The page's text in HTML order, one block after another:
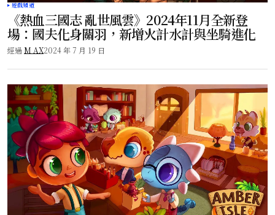
遊戲頻道
《熱血三國志 亂世風雲》2024年11月全新登
場：國夫化身關羽，新增火計水計與坐騎進化
經過 M AX2024 年 7 月 19 日